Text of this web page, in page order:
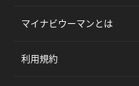
マイナビウーマンとは
利用規約